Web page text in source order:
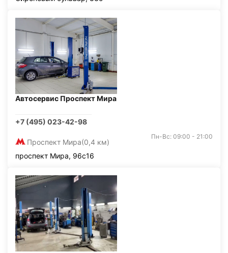
Автосервис Проспект Мира
+7 (495) 023-42-98
Проспект Мира(0,4 км)
Пн-Вс: 09:00 - 21:00
проспект Мира, 96с16